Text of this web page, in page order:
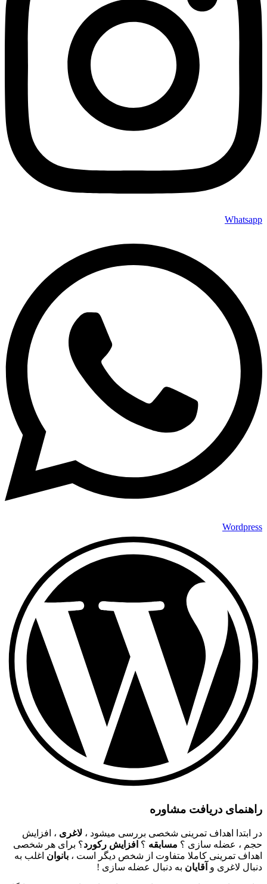
Whatsapp
Wordpress
راهنمای دریافت مشاوره
در ابتدا اهداف تمرینی شخصی بررسی میشود ، لاغری ، افزایش
حجم ، عضله سازی ؟ مسابقه ؟ افزایش رکورد؟ برای هر شخصی
اهداف تمرینی کاملا متفاوت از شخص دیگر است ، بانوان اغلب به
دنبال لاغری و آقایان به دنبال عضله سازی !